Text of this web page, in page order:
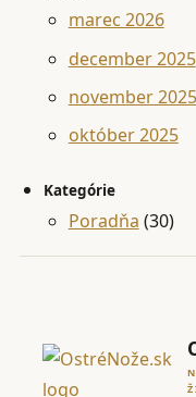
marec 2026
december 2025
november 2025
október 2025
Kategórie
Poradňa (30)